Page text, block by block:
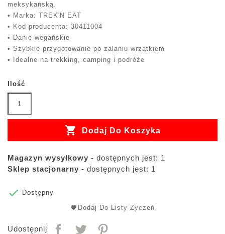
meksykańską.
• Marka: TREK'N EAT
• Kod producenta: 30411004
• Danie wegańskie
• Szybkie przygotowanie po zalaniu wrzątkiem
• Idealne na trekking, camping i podróże
Ilość
 Dodaj Do Koszyka
Magazyn wysyłkowy - dostępnych jest: 1
Sklep stacjonarny - dostępnych jest: 1

Dostępny
Dodaj Do Listy Życzeń
Udostępnij